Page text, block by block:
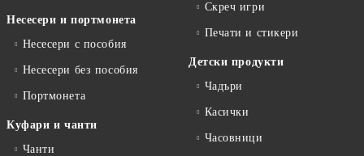
Несесери и портмонета
Несесери с пособия
Несесери без пособия
Портмонета
Куфари и чанти
Чанти
Скреч игри
Печати и стикери
Детски продукти
Чадъри
Касички
Часовници